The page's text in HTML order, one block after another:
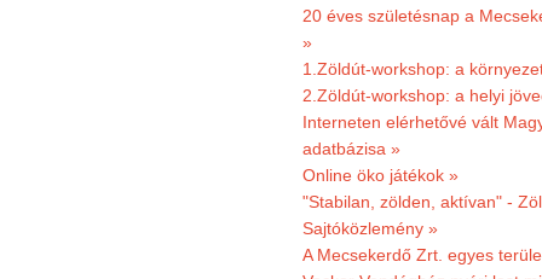
20 éves születésnap a
»
1.Zöldút-workshop: a
2.Zöldút-workshop: a helyi
Interneten elérhetővé vált
adatbázisa »
Online öko játékok »
"Stabilan, zölden, aktívan" -
Sajtóközlemény »
A Mecsekerdő Zrt. egyes